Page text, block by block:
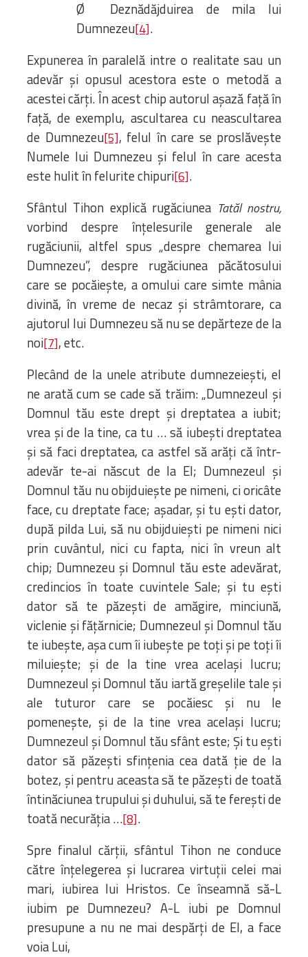
Ø Deznădăjduirea de mila lui
Dumnezeu[4].
Expunerea în paralelă intre o realitate sau un
adevăr și opusul acestora este o metodă a
acestei cărți. În acest chip autorul așază față în
față, de exemplu, ascultarea cu neascultarea
de Dumnezeu[5], felul în care se proslăvește
Numele lui Dumnezeu și felul în care acesta
este hulit în felurite chipuri[6].
Sfântul Tihon explică rugăciunea Tatăl nostru,
vorbind despre înțelesurile generale ale
rugăciunii, altfel spus „despre chemarea lui
Dumnezeu”, despre rugăciunea păcătosului
care se pocăiește, a omului care simte mânia
divină, în vreme de necaz și strâmtorare, ca
ajutorul lui Dumnezeu să nu se depărteze de la
noi[7], etc.
Plecând de la unele atribute dumnezeiești, el
ne arată cum se cade să trăim: „Dumnezeul și
Domnul tău este drept și dreptatea a iubit;
vrea și de la tine, ca tu … să iubești dreptatea
și să faci dreptatea, ca astfel să arăți că într-
adevăr te-ai născut de la El; Dumnezeul și
Domnul tău nu obijduiește pe nimeni, ci oricâte
face, cu dreptate face; așadar, și tu ești dator,
după pilda Lui, să nu obijduiești pe nimeni nici
prin cuvântul, nici cu fapta, nici în vreun alt
chip; Dumnezeu și Domnul tău este adevărat,
credincios în toate cuvintele Sale; și tu ești
dator să te păzești de amăgire, minciună,
viclenie și fățărnicie; Dumnezeul și Domnul tău
te iubește, așa cum îi iubește pe toți și pe toți îi
miluiește; și de la tine vrea același lucru;
Dumnezeul și Domnul tău iartă greșelile tale și
ale tuturor care se pocăiesc și nu le
pomenește, și de la tine vrea același lucru;
Dumnezeul și Domnul tău sfânt este; Și tu ești
dator să păzești sfințenia cea dată ție de la
botez, și pentru aceasta să te păzești de toată
întinăciunea trupului și duhului, să te ferești de
toată necurăția …[8].
Spre finalul cărții, sfântul Tihon ne conduce
către înțelegerea și lucrarea virtuții celei mai
mari, iubirea lui Hristos. Ce înseamnă să-L
iubim pe Dumnezeu? A-L iubi pe Domnul
presupune a nu ne mai despărți de El, a face
voia Lui,